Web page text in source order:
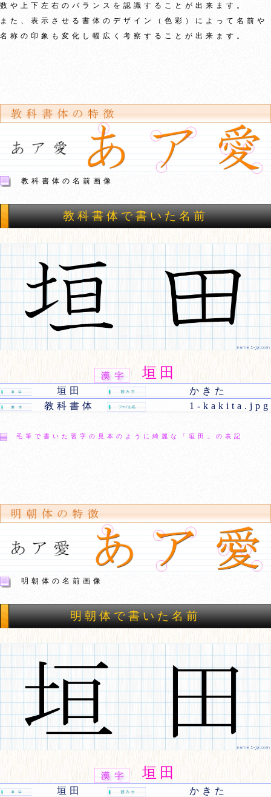
数や上下左右のバランスを認識することが出来ます。
また、表示させる書体のデザイン（色彩）によって名前や
名称の印象も変化し幅広く考察することが出来ます。
教科書体の名前画像
教科書体で書いた名前
垣田
垣田
かきた
教科書体
1-kakita.jpg
毛筆で書いた習字の見本のように綺麗な「垣田」の表記
明朝体の名前画像
明朝体で書いた名前
垣田
垣田
かきた